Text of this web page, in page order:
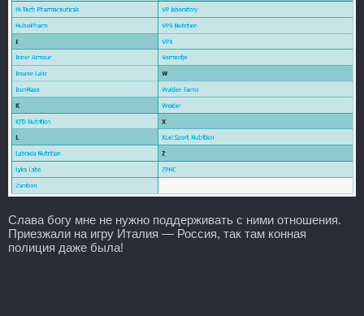
Слава богу мне не нужно поддерживать с ними отношения.
Приезжали на игру Италия — Россия, так там конная
полиция даже была!